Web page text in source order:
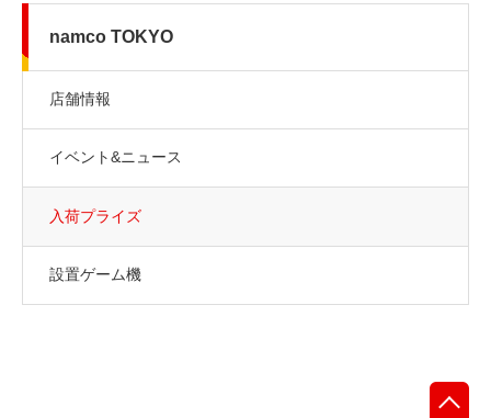
namco TOKYO
店舗情報
イベント&ニュース
入荷プライズ
設置ゲーム機